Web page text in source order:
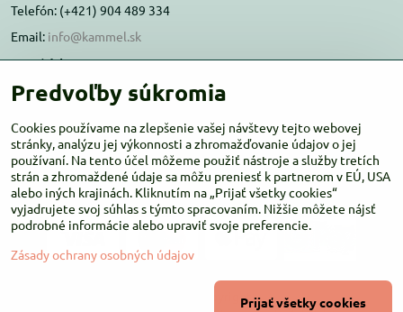
Telefón: (+421) 904 489 334
Email: info@kammel.sk
Prevádzka:
Administratívna budova PD Melčice
Otváracie hodiny:PO-ŠT 8:00 - 16:00
PIA-NE Zatvorené
Copyright
Predvoľby súkromia
Cookies používame na zlepšenie vašej návštevy tejto webovej
stránky, analýzu jej výkonnosti a zhromažďovanie údajov o jej
používaní. Na tento účel môžeme použiť nástroje a služby tretích
strán a zhromaždené údaje sa môžu preniesť k partnerom v EÚ, USA
alebo iných krajinách. Kliknutím na „Prijať všetky cookies“
vyjadrujete svoj súhlas s týmto spracovaním. Nižšie môžete nájsť
podrobné informácie alebo upraviť svoje preferencie.
Zásady ochrany osobných údajov
Prijať všetky cookies